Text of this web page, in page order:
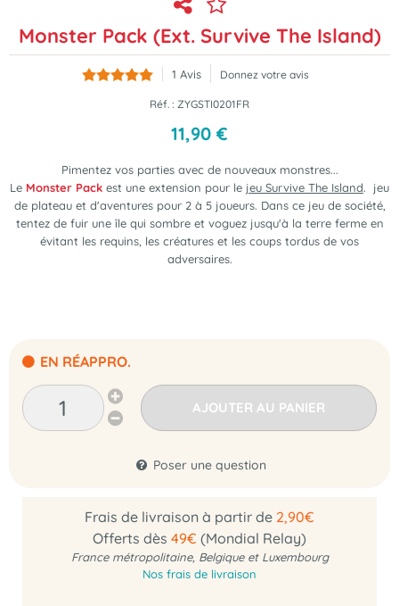
Monster Pack (Ext. Survive The Island)
1 Avis Donnez votre avis
Réf. : ZYGSTI0201FR
11,90 €
Pimentez vos parties avec de nouveaux monstres...
Le Monster Pack est une extension pour le jeu Survive The Island. jeu
de plateau et d'aventures pour 2 à 5 joueurs. Dans ce jeu de société,
tentez de fuir une île qui sombre et voguez jusqu'à la terre ferme en
évitant les requins, les créatures et les coups tordus de vos
adversaires.
EN RÉAPPRO.
AJOUTER AU PANIER
Poser une question
Frais de livraison à partir de 2,90€
Offerts dès 49€ (Mondial Relay)
France métropolitaine, Belgique et Luxembourg
Nos frais de livraison